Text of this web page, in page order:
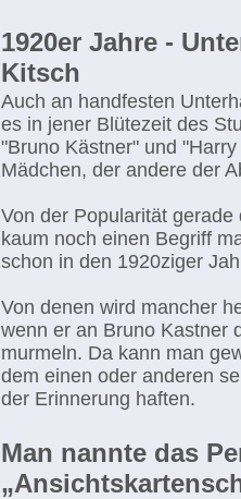
1920er Jahre -
Kitsch
Auch an handfesten
es in jener Blütezeit des
"Bruno Kästner" und
Mädchen, der andere der
Von der Popularität
kaum noch einen Begriff
schon in den 1920ziger
Von denen wird mancher
wenn er an Bruno Kastner
murmeln. Da kann man
dem einen oder anderen
der Erinnerung haften.
Man nannte das